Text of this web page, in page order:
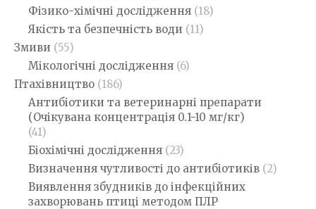
Фізико-хімічні дослідження (18)
Якість та безпечність води (11)
Змиви (55)
Мікологічні дослідження (6)
Птахівництво (186)
Антибіотики та ветеринарні препарати
(Очікувана концентрація 0.1-10 мг/кг)
(41)
Біохімічні дослідження (23)
Визначення чутливості до антибіотиків (2)
Виявлення збудників до інфекційних
захворювань птиці методом ПЛР